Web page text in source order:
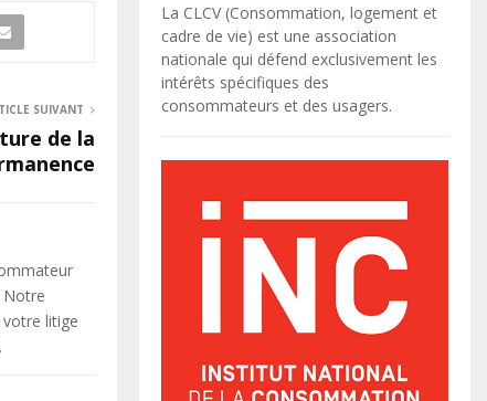
SUIVANT
de la
Notre
litige
La CLCV (Consommation, logement et
cadre de vie) est une association
nationale qui défend exclusivement les
intérêts spécifiques des
consommateurs et des usagers.